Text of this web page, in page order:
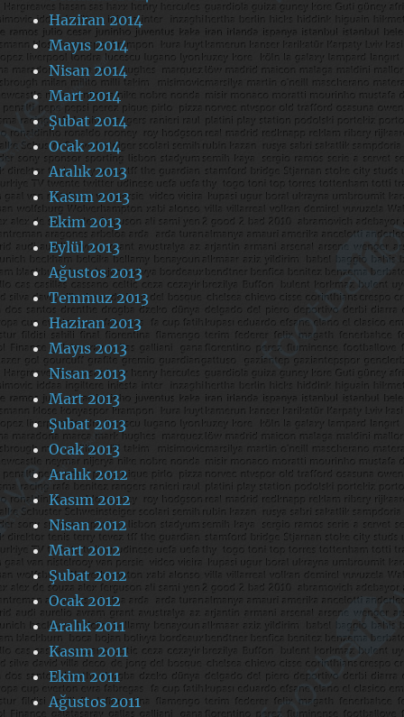
Haziran 2014
Mayıs 2014
Nisan 2014
Mart 2014
Şubat 2014
Ocak 2014
Aralık 2013
Kasım 2013
Ekim 2013
Eylül 2013
Ağustos 2013
Temmuz 2013
Haziran 2013
Mayıs 2013
Nisan 2013
Mart 2013
Şubat 2013
Ocak 2013
Aralık 2012
Kasım 2012
Nisan 2012
Mart 2012
Şubat 2012
Ocak 2012
Aralık 2011
Kasım 2011
Ekim 2011
Ağustos 2011